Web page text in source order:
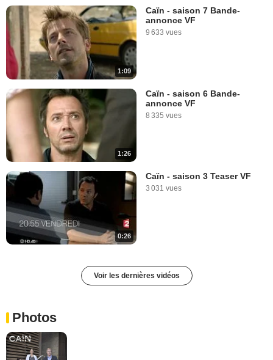
1:09
Caïn - saison 7 Bande-
annonce VF
9 633 vues
1:26
Caïn - saison 6 Bande-
annonce VF
8 335 vues
0:26
Caïn - saison 3 Teaser VF
3 031 vues
Voir les dernières vidéos
Photos